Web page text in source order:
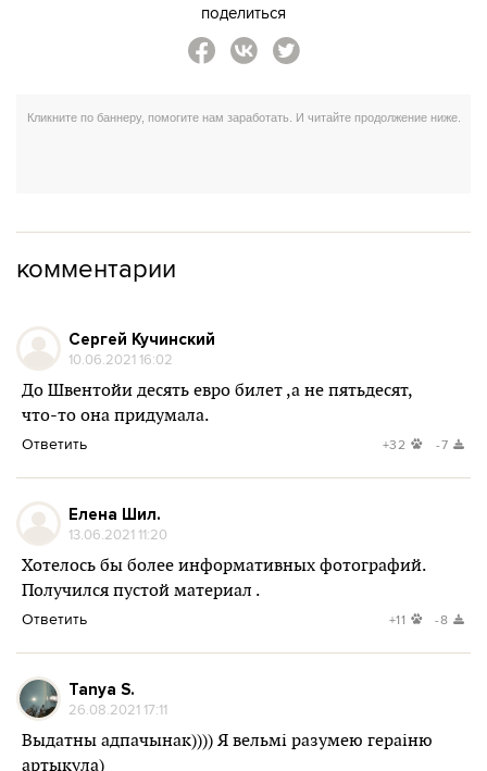
поделиться
комментарии
Сергей Кучинский
10.06.2021 16:02
До Швентойи десять евро билет ,а не пятьдесят,
что-то она придумала.
Ответить +32 -7
Елена Шил.
13.06.2021 11:20
Хотелось бы более информативных фотографий.
Получился пустой материал .
Ответить +11 -8
Tanya S.
26.08.2021 17:11
Выдатны адпачынак)))) Я вельмі разумею гераіню
артыкула)